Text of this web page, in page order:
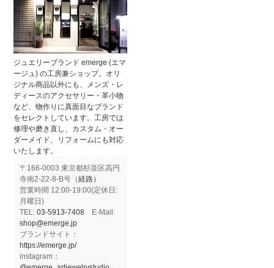
ジュエリーブランド emerge (エマ
ージュ) の工房兼ショップ。オリ
ジナル商品以外にも、メンズ・レ
ディースのアクセサリー・革小物
など、物作りに真面目なブランド
をセレクトしています。工房では
修理や磨き直し、カスタム・オー
ダーメイド、リフォームにも対応
いたします。
〒166-0003 東京都杉並区高円
寺南2-22-8-B号（経路）
営業時間 12:00-19:00(定休日:
月曜日)
TEL:03-5913-7408 E-Mail:
shop@emerge.jp
ブランドサイト：
https://emerge.jp/
instagram：